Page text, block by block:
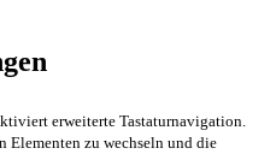
erweiterte Tastaturnavigation.
Elementen zu wechseln und die